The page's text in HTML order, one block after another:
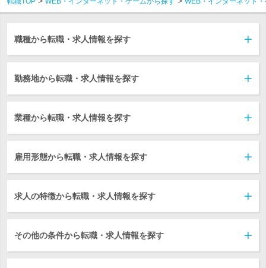
職種から転職・求人情報を探す
勤務地から転職・求人情報を探す
業種から転職・求人情報を探す
雇用形態から転職・求人情報を探す
求人の特徴から転職・求人情報を探す
その他の条件から転職・求人情報を探す